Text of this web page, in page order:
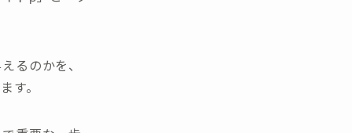
るのかを、
す。